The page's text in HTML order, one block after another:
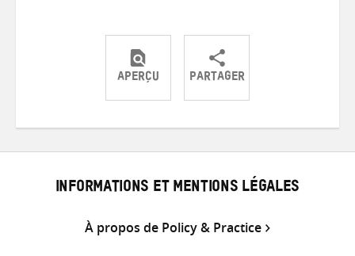
APERÇU PARTAGER
PartagerPartagerPartager
INFORMATIONS ET MENTIONS LÉGALES
À propos de Policy & Practice